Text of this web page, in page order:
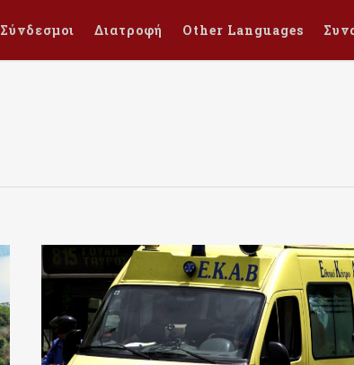
Σύνδεσμοι Διατροφή Other Languages